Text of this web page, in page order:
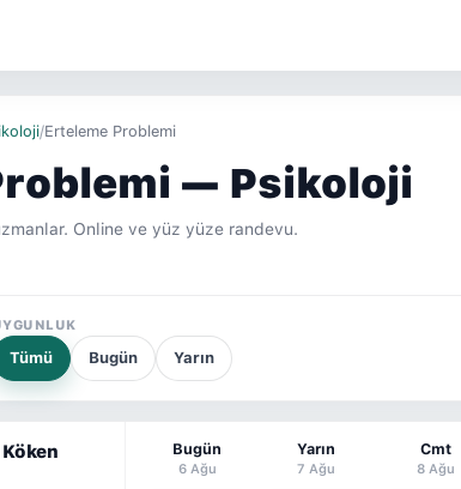
/Erteleme Problemi
— Psikoloji
Online ve yüz yüze randevu.
Tümü Bugün Yarın
Bugün
6 Ağu
Yarın
7 Ağu
Cmt
8 Ağu